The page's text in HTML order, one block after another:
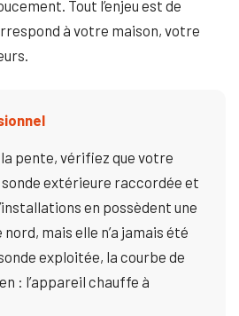
Tout l’enjeu est de
à votre maison, votre
pente, vérifiez que votre
extérieure raccordée et
en possèdent une
mais elle n’a jamais été
exploitée, la courbe de
: l’appareil chauffe à